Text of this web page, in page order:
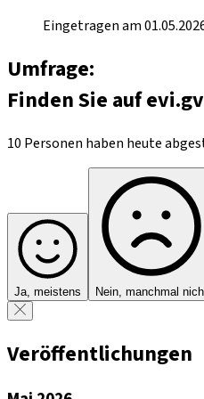
Eingetragen am
Umfrage:
Finden Sie auf
10 Personen haben heute
Ja, meistens Nein, manchmal
Veröffentlichungen